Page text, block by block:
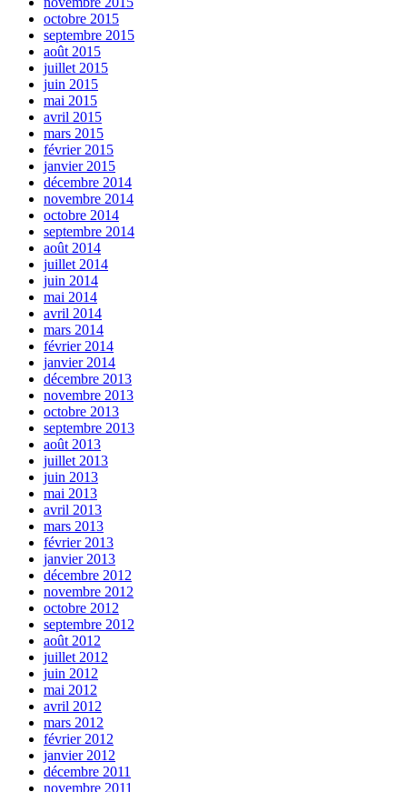
octobre 2015
septembre 2015
août 2015
juillet 2015
juin 2015
mai 2015
avril 2015
mars 2015
février 2015
janvier 2015
décembre 2014
novembre 2014
octobre 2014
septembre 2014
août 2014
juillet 2014
juin 2014
mai 2014
avril 2014
mars 2014
février 2014
janvier 2014
décembre 2013
novembre 2013
octobre 2013
septembre 2013
août 2013
juillet 2013
juin 2013
mai 2013
avril 2013
mars 2013
février 2013
janvier 2013
décembre 2012
novembre 2012
octobre 2012
septembre 2012
août 2012
juillet 2012
juin 2012
mai 2012
avril 2012
mars 2012
février 2012
janvier 2012
décembre 2011
novembre 2011